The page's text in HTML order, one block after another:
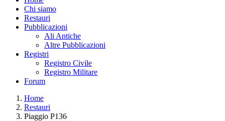
Chi siamo
Restauri
Pubblicazioni
Ali Antiche
Altre Pubblicazioni
Registri
Registro Civile
Registro Militare
Forum
Home
Restauri
Piaggio P136